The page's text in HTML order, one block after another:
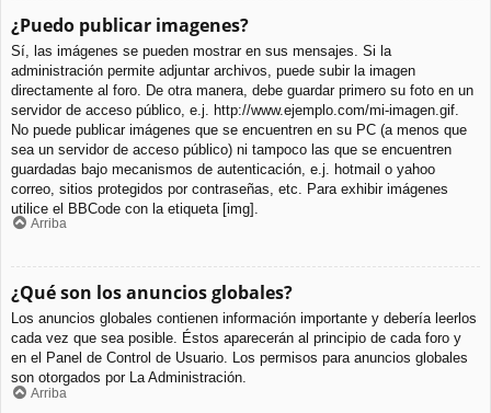
¿Puedo publicar imagenes?
Sí, las imágenes se pueden mostrar en sus mensajes. Si la
administración permite adjuntar archivos, puede subir la imagen
directamente al foro. De otra manera, debe guardar primero su foto en un
servidor de acceso público, e.j. http://www.ejemplo.com/mi-imagen.gif.
No puede publicar imágenes que se encuentren en su PC (a menos que
sea un servidor de acceso público) ni tampoco las que se encuentren
guardadas bajo mecanismos de autenticación, e.j. hotmail o yahoo
correo, sitios protegidos por contraseñas, etc. Para exhibir imágenes
utilice el BBCode con la etiqueta [img].
Arriba
¿Qué son los anuncios globales?
Los anuncios globales contienen información importante y debería leerlos
cada vez que sea posible. Éstos aparecerán al principio de cada foro y
en el Panel de Control de Usuario. Los permisos para anuncios globales
son otorgados por La Administración.
Arriba